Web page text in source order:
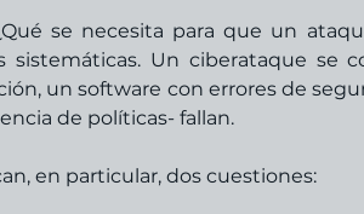
se necesita para que un
sistemáticas. Un ciberataque se
un software con errores de
de políticas- fallan.
en particular, dos cuestiones: